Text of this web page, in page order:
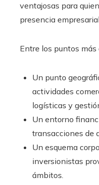
ventajosas para
presencia
Entre los puntos más
Un punto
actividades
logísticas y
Un entorno
transacciones de
Un esquema
inversionistas
ámbitos.